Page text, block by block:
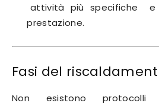
attività più specifiche
prestazione.
Fasi del
Non esistono protocolli